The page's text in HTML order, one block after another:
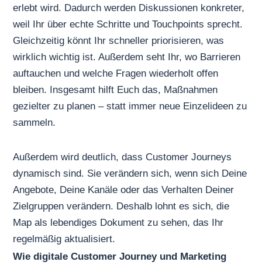
erlebt wird. Dadurch werden Diskussionen konkreter,
weil Ihr über echte Schritte und Touchpoints sprecht.
Gleichzeitig könnt Ihr schneller priorisieren, was
wirklich wichtig ist. Außerdem seht Ihr, wo Barrieren
auftauchen und welche Fragen wiederholt offen
bleiben. Insgesamt hilft Euch das, Maßnahmen
gezielter zu planen – statt immer neue Einzelideen zu
sammeln.
Außerdem wird deutlich, dass Customer Journeys
dynamisch sind. Sie verändern sich, wenn sich Deine
Angebote, Deine Kanäle oder das Verhalten Deiner
Zielgruppen verändern. Deshalb lohnt es sich, die
Map als lebendiges Dokument zu sehen, das Ihr
regelmäßig aktualisiert.
Wie digitale Customer Journey und Marketing